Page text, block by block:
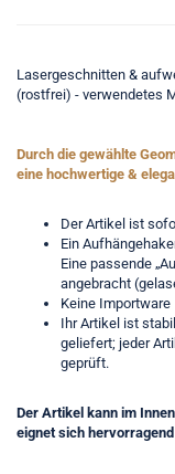
Lasergeschnitten &
(rostfrei) - verwendetes
Durch die gewählte
eine hochwertige &
Der Artikel ist
Ein
Eine passende
angebracht
Keine Importware
Ihr Artikel ist
geliefert; jeder
geprüft.
Der Artikel kann im
eignet sich